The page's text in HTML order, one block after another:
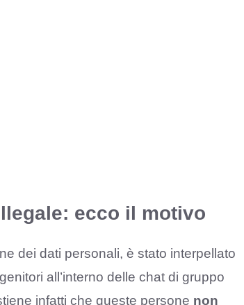
ecco il motivo
dei dati personali, è stato interpellato
all’interno delle chat di gruppo
infatti che queste persone non